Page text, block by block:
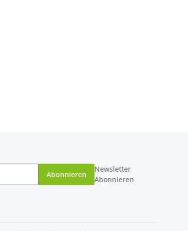
Abonnieren
Newsletter
Abonnieren